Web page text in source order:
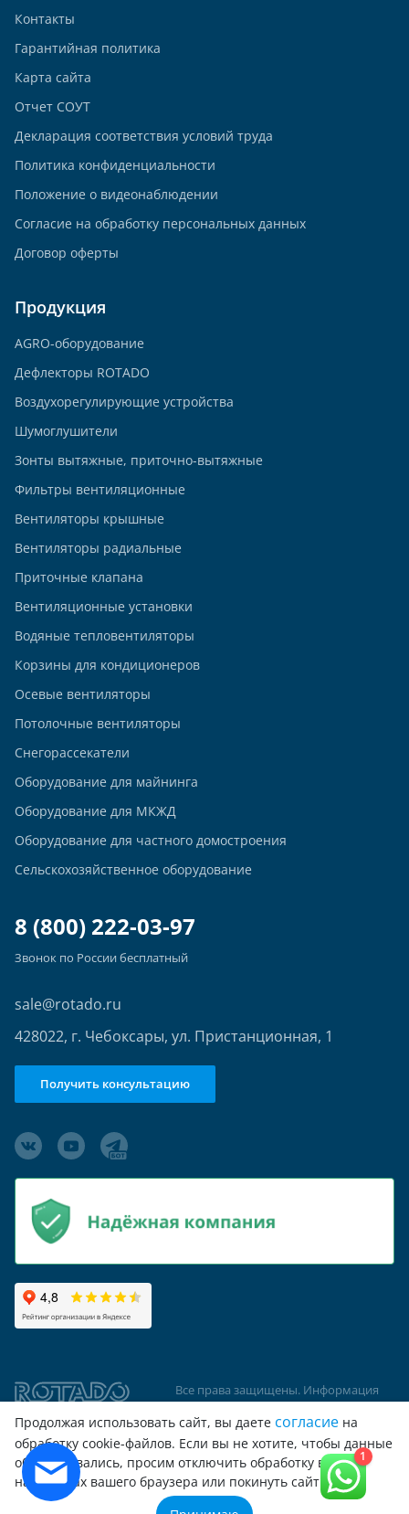
Продукция
AGRO-оборудование
Дефлекторы ROTADO
Воздухорегулирующие устройства
Шумоглушители
Зонты вытяжные, приточно-вытяжные
Фильтры вентиляционные
Вентиляторы крышные
Вентиляторы радиальные
Приточные клапана
Вентиляционные установки
Водяные тепловентиляторы
Корзины для кондиционеров
Осевые вентиляторы
Потолочные вентиляторы
Снегорассекатели
Оборудование для майнинга
Оборудование для МКЖД
Оборудование для частного домостроения
Сельскохозяйственное оборудование
Контакты
Гарантийная политика
Карта сайта
Отчет СОУТ
Декларация соответствия условий труда
Политика конфиденциальности
Положение о видеонаблюдении
Согласие на обработку персональных данных
Договор оферты
8 (800) 222-03-97
Звонок по России бесплатный
sale@rotado.ru
428022, г. Чебоксары, ул. Пристанционная, 1
Получить консультацию
Все права защищены. Информация
авторских правах
© 2026 ООО "Вентиляционный завод
"РОТАДО", ООО "Турбодефлектор"
Продолжая использовать сайт, вы даете согласие на
обработку cookie-файлов. Если вы не хотите, чтобы данные
обрабатывались, просим отключить обработку в
настройках вашего браузера или покинуть сайт
1